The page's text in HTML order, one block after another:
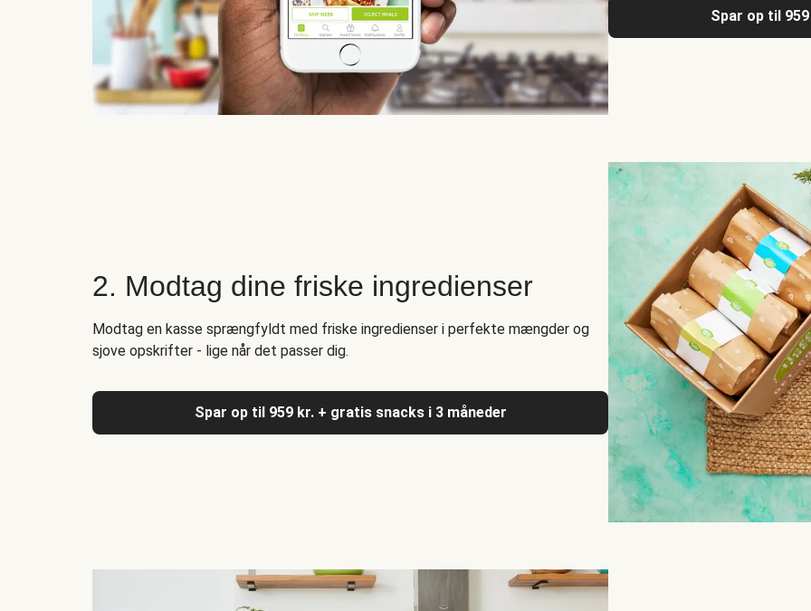
Spar op til
2. Modtag dine friske ingredienser
Modtag en kasse sprængfyldt med friske ingredienser i perfekte mængder og
sjove opskrifter - lige når det passer dig.
Spar op til 959 kr. + gratis snacks i 3 måneder